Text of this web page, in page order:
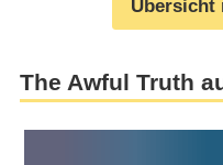
Übersicht
The Awful Truth